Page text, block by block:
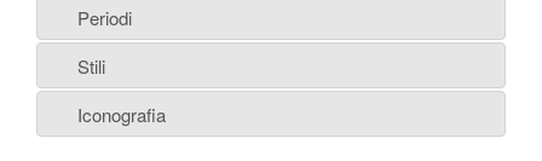
Periodi
Stili
Iconografia